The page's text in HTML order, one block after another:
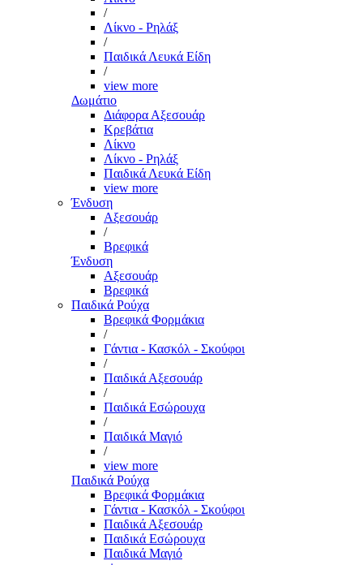
/
Λίκνο - Ρηλάξ
/
Παιδικά Λευκά Είδη
/
view more
Δωμάτιο
Διάφορα Αξεσουάρ
Κρεβάτια
Λίκνο
Λίκνο - Ρηλάξ
Παιδικά Λευκά Είδη
view more
Ένδυση
Αξεσουάρ
/
Βρεφικά
Ένδυση
Αξεσουάρ
Βρεφικά
Παιδικά Ρούχα
Βρεφικά Φορμάκια
/
Γάντια - Κασκόλ - Σκούφοι
/
Παιδικά Αξεσουάρ
/
Παιδικά Εσώρουχα
/
Παιδικά Μαγιό
/
view more
Παιδικά Ρούχα
Βρεφικά Φορμάκια
Γάντια - Κασκόλ - Σκούφοι
Παιδικά Αξεσουάρ
Παιδικά Εσώρουχα
Παιδικά Μαγιό